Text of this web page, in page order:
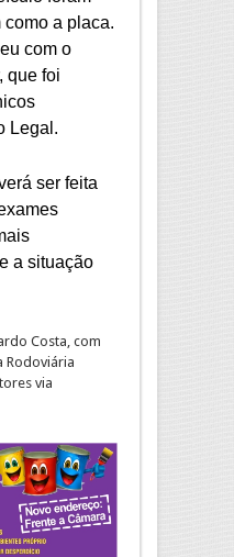
a placa.
com o
que foi
Legal.
ser feita
a situação
Costa, com
Rodoviária
via